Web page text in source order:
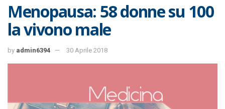
Menopausa: 58 donne su 100
la vivono male
by admin6394 30 Aprile 2018